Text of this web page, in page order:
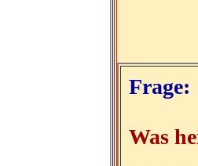
Frage:
Was